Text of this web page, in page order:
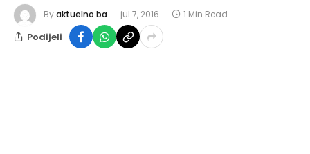
Byaktuelno.ba jul 7, 2016 1 Min Read
Podijeli